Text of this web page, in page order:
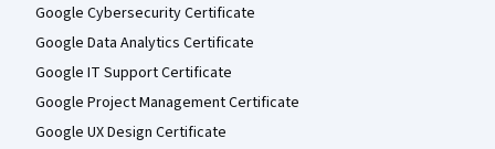
Google Cybersecurity Certificate
Google Data Analytics Certificate
Google IT Support Certificate
Google Project Management Certificate
Google UX Design Certificate